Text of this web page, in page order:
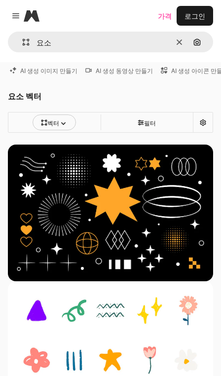
Close menu
Magnific
지우기이미지
가격 로그인
AI 생성 이미지 만들기 AI 생성 동영상 만들기 AI 생성 아이콘 만
요소 벡터
벡터 필터